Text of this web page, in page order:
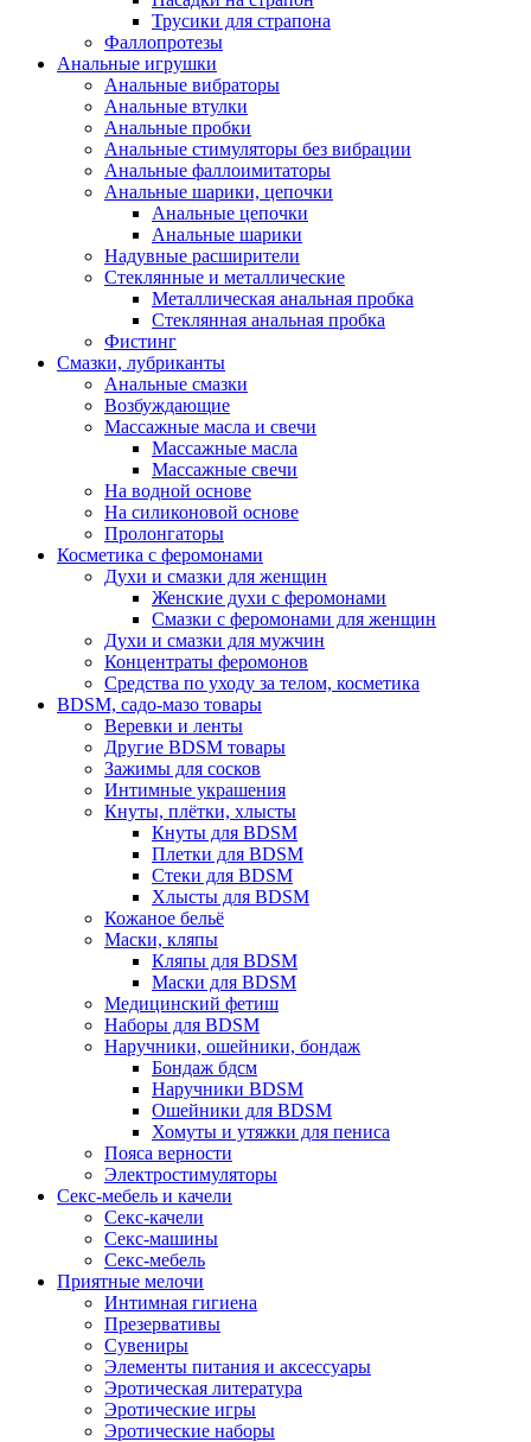
Трусики для страпона
Фаллопротезы
Анальные игрушки
Анальные вибраторы
Анальные втулки
Анальные пробки
Анальные стимуляторы без вибрации
Анальные фаллоимитаторы
Анальные шарики, цепочки
Анальные цепочки
Анальные шарики
Надувные расширители
Стеклянные и металлические
Металлическая анальная пробка
Стеклянная анальная пробка
Фистинг
Смазки, лубриканты
Анальные смазки
Возбуждающие
Массажные масла и свечи
Массажные масла
Массажные свечи
На водной основе
На силиконовой основе
Пролонгаторы
Косметика с феромонами
Духи и смазки для женщин
Женские духи с феромонами
Смазки с феромонами для женщин
Духи и смазки для мужчин
Концентраты феромонов
Средства по уходу за телом, косметика
BDSM, садо-мазо товары
Веревки и ленты
Другие BDSM товары
Зажимы для сосков
Интимные украшения
Кнуты, плётки, хлысты
Кнуты для BDSM
Плетки для BDSM
Стеки для BDSM
Хлысты для BDSM
Кожаное бельё
Маски, кляпы
Кляпы для BDSM
Маски для BDSM
Медицинский фетиш
Наборы для BDSM
Наручники, ошейники, бондаж
Бондаж бдсм
Наручники BDSM
Ошейники для BDSM
Хомуты и утяжки для пениса
Пояса верности
Электростимуляторы
Секс-мебель и качели
Секс-качели
Секс-машины
Секс-мебель
Приятные мелочи
Интимная гигиена
Презервативы
Сувениры
Элементы питания и аксессуары
Эротическая литература
Эротические игры
Эротические наборы